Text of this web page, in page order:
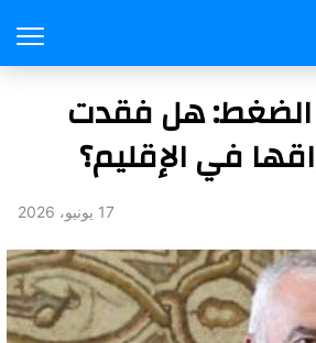
الضغط: هل فقدت
في الإقليم؟
17 يونيو، 2026